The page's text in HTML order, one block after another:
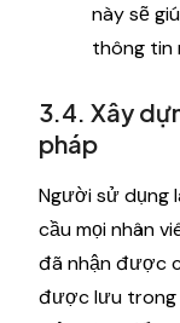
này sẽ
thông tin
3.4. Xây
pháp
Người sử dụng
cầu mọi nhân
đã nhận được
được lưu trong